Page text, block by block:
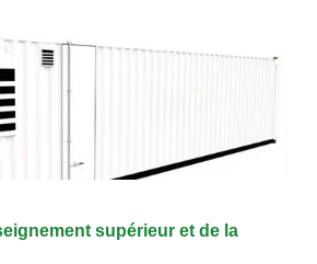
supérieur et de la